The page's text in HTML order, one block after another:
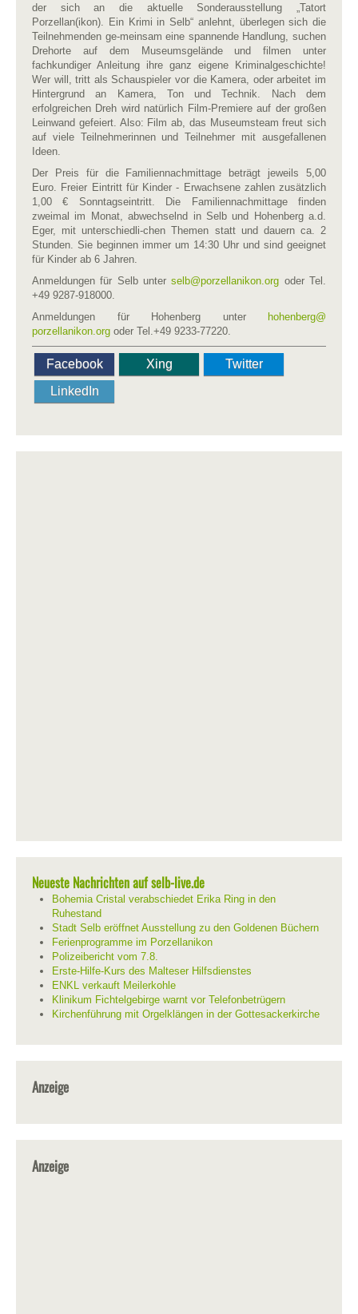
der sich an die aktuelle Sonderausstellung „Tatort
Porzellan(ikon). Ein Krimi in Selb“ anlehnt, überlegen sich die
Teilnehmenden ge-meinsam eine spannende Handlung, suchen
Drehorte auf dem Museumsgelände und filmen unter
fachkundiger Anleitung ihre ganz eigene Kriminalgeschichte!
Wer will, tritt als Schauspieler vor die Kamera, oder arbeitet im
Hintergrund an Kamera, Ton und Technik. Nach dem
erfolgreichen Dreh wird natürlich Film-Premiere auf der großen
Leinwand gefeiert. Also: Film ab, das Museumsteam freut sich
auf viele Teilnehmerinnen und Teilnehmer mit ausgefallenen
Ideen.
Der Preis für die Familiennachmittage beträgt jeweils 5,00
Euro. Freier Eintritt für Kinder - Erwachsene zahlen zusätzlich
1,00 € Sonntagseintritt. Die Familiennachmittage finden
zweimal im Monat, abwechselnd in Selb und Hohenberg a.d.
Eger, mit unterschiedli-chen Themen statt und dauern ca. 2
Stunden. Sie beginnen immer um 14:30 Uhr und sind geeignet
für Kinder ab 6 Jahren.
Anmeldungen für Selb unterselb​@​porzellanikon.org oder Tel.
+49 9287-918000.
Anmeldungen für Hohenberg unter hohenberg​@
porzellanikon.org oder Tel.+49 9233-77220.
Facebook Xing
Twitter
LinkedIn
Neueste Nachrichten auf selb-live.de
Bohemia Cristal verabschiedet Erika Ring in den
Ruhestand
Stadt Selb eröffnet Ausstellung zu den Goldenen Büchern
Ferienprogramme im Porzellanikon
Polizeibericht vom 7.8.
Erste-Hilfe-Kurs des Malteser Hilfsdienstes
ENKL verkauft Meilerkohle
Klinikum Fichtelgebirge warnt vor Telefonbetrügern
Kirchenführung mit Orgelklängen in der Gottesackerkirche
Anzeige
Anzeige